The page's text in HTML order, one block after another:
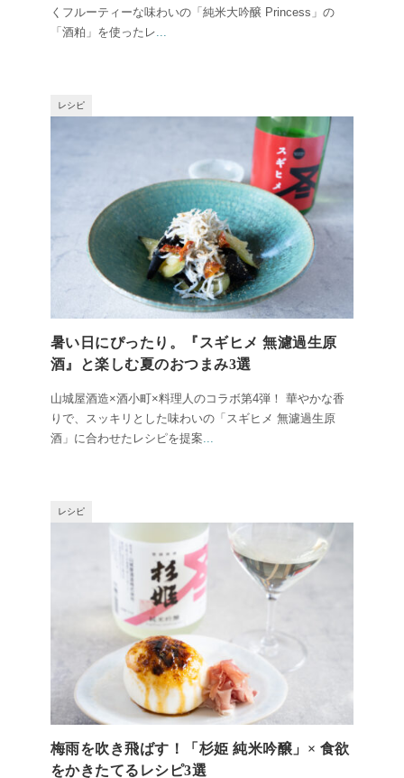
くフルーティーな味わいの「純米大吟醸 Princess」の
「酒粕」を使ったレ...
レシピ
暑い日にぴったり。『スギヒメ 無濾過生原
酒』と楽しむ夏のおつまみ3選
山城屋酒造×酒小町×料理人のコラボ第4弾！ 華やかな香
りで、スッキリとした味わいの「スギヒメ 無濾過生原
酒」に合わせたレシピを提案...
レシピ
梅雨を吹き飛ばす！「杉姫 純米吟醸」× 食欲
をかきたてるレシピ3選